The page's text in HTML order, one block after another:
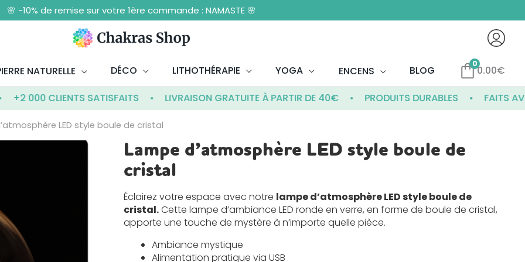
🌸 -10% de remise sur votre 1ère commande : NAMASTE 🌸
NATURELLE DÉCO LITHOTHÉRAPIE YOGA ENCENS BLOG
0
0.00€
CLIENTS SATISFAITS LIVRAISON GRATUITE À PARTIR DE 40€ PRODUITS DURABLES FAITS AVEC
LED style boule de cristal
Lampe d’atmosphère LED style boule de
cristal
Éclairez votre espace avec notre lampe d’atmosphère LED style boule de
cristal.Cettelampe d’ambiance LED ronde en verre, en forme de boule de cristal,
apporte une touche de mystère à n’importe quelle pièce.
Ambiance mystique
Alimentation pratique via USB
quantité
de
Lampe
LED
style
boule
cristal